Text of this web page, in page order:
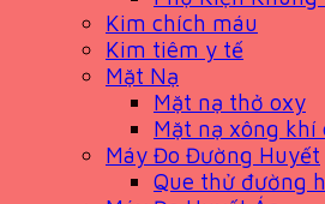
Kim chích máu
Kim tiêm y tế
Mặt Nạ
Mặt nạ thở oxy
Mặt nạ xông khí
Máy Đo Đường Huyết
Que thử đường